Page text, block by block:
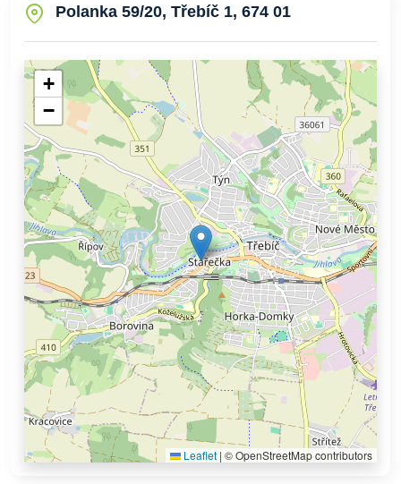
Polanka 59/20, Třebíč 1, 674 01
+
−
Leaflet | © OpenStreetMap contributors